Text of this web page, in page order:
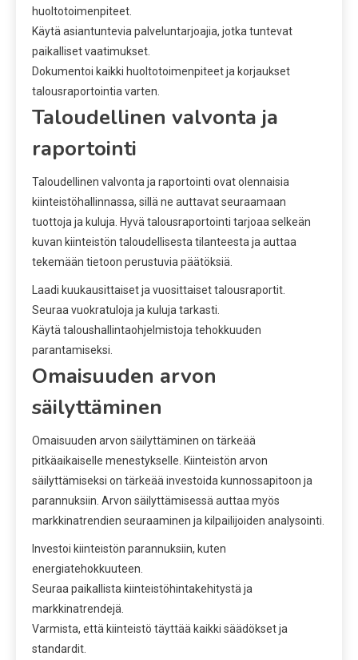
huoltotoimenpiteet.
Käytä asiantuntevia palveluntarjoajia, jotka tuntevat
paikalliset vaatimukset.
Dokumentoi kaikki huoltotoimenpiteet ja korjaukset
talousraportointia varten.
Taloudellinen valvonta ja
raportointi
Taloudellinen valvonta ja raportointi ovat olennaisia
kiinteistöhallinnassa, sillä ne auttavat seuraamaan
tuottoja ja kuluja. Hyvä talousraportointi tarjoaa selkeän
kuvan kiinteistön taloudellisesta tilanteesta ja auttaa
tekemään tietoon perustuvia päätöksiä.
Laadi kuukausittaiset ja vuosittaiset talousraportit.
Seuraa vuokratuloja ja kuluja tarkasti.
Käytä taloushallintaohjelmistoja tehokkuuden
parantamiseksi.
Omaisuuden arvon
säilyttäminen
Omaisuuden arvon säilyttäminen on tärkeää
pitkäaikaiselle menestykselle. Kiinteistön arvon
säilyttämiseksi on tärkeää investoida kunnossapitoon ja
parannuksiin. Arvon säilyttämisessä auttaa myös
markkinatrendien seuraaminen ja kilpailijoiden analysointi.
Investoi kiinteistön parannuksiin, kuten
energiatehokkuuteen.
Seuraa paikallista kiinteistöhintakehitystä ja
markkinatrendejä.
Varmista, että kiinteistö täyttää kaikki säädökset ja
standardit.